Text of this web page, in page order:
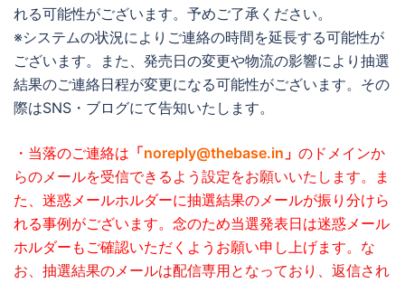
れる可能性がございます。予めご了承ください。
※システムの状況によりご連絡の時間を延長する可能性が
ございます。また、発売日の変更や物流の影響により抽選
結果のご連絡日程が変更になる可能性がございます。その
際はSNS・ブログにて告知いたします。
・当落のご連絡は 「noreply@thebase.in 」 のドメインか
らのメールを受信できるよう設定をお願いいたします。
ま
た、迷惑メールホルダーに抽選結果のメールが振り分けら
れる事例がございます。念のため当選発表日は迷惑メール
ホルダーもご確認いただくようお願い申し上げます。 な
お、抽選結果のメールは配信専用となっており、返信され